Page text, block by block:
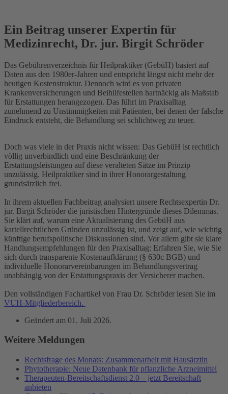
Ein Beitrag unserer Expertin für
Medizinrecht, Dr. jur. Birgit Schröder
Das Gebührenverzeichnis für Heilpraktiker (GebüH) basiert auf
Daten aus den 1980er-Jahren und entspricht längst nicht mehr der
heutigen Kostenstruktur. Dennoch wird es von privaten
Krankenversicherungen und Beihilfestellen hartnäckig als Maßstab
für Erstattungen herangezogen. Das führt im Praxisalltag
zunehmend zu Unstimmigkeiten mit Patienten, bei denen der falsche
Eindruck entsteht, die Behandlung sei schlichtweg zu teuer.
Doch was viele in der Praxis nicht wissen: Das GebüH ist rechtlich
völlig unverbindlich und eine Beschränkung der
Erstattungsleistungen auf diese veralteten Sätze im Prinzip
unzulässig. Heilpraktiker sind in ihrer Honorargestaltung
grundsätzlich frei.
In ihrem aktuellen Fachbeitrag analysiert unsere Rechtsexpertin Dr.
jur. Birgit Schröder die juristischen Hintergründe dieses Dilemmas.
Sie klärt auf, warum eine Aktualisierung des GebüH aus
kartellrechtlichen Gründen unzulässig ist, und zeigt auf, wie wichtig
künftige berufspolitische Diskussionen sind. Vor allem gibt sie klare
Handlungsempfehlungen für den Praxisalltag: Erfahren Sie, wie Sie
sich durch transparente Kostenaufklärung (§ 630c BGB) und
individuelle Honorarvereinbarungen im Behandlungsvertrag
unabhängig von der Erstattungspraxis der Versicherer machen.
Den vollständigen Fachartikel von Frau Dr. Schröder lesen Sie im
VUH-Mitgliederbereich.
Geändert am 01. Juli 2026.
Weitere Meldungen
Rechtsfrage des Monats: Zusammenarbeit mit Hausärztin
Phytotherapie: Neue Datenbank für pflanzliche Arzneimittel
Therapeuten-Bereitschaftsdienst 2.0 – jetzt Bereitschaft
anbieten